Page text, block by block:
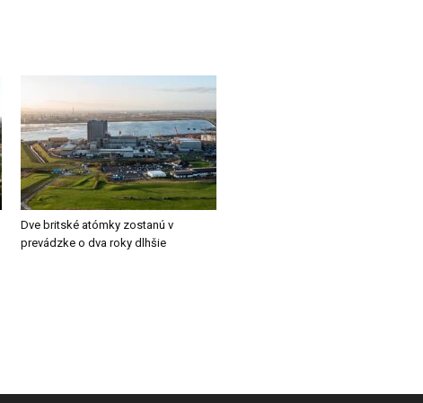
Dve britské atómky zostanú v
prevádzke o dva roky dlhšie